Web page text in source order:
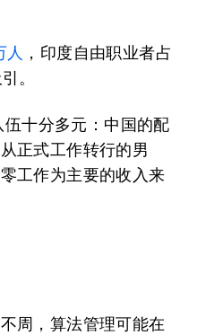
人 ，印度自由职业者占
。
伍十分多元：中国的配
正式工作转行的男
工作为主要的收入来
周，算法管理可能在